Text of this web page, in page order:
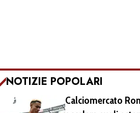
NOTIZIE POPOLARI
Calciomercato